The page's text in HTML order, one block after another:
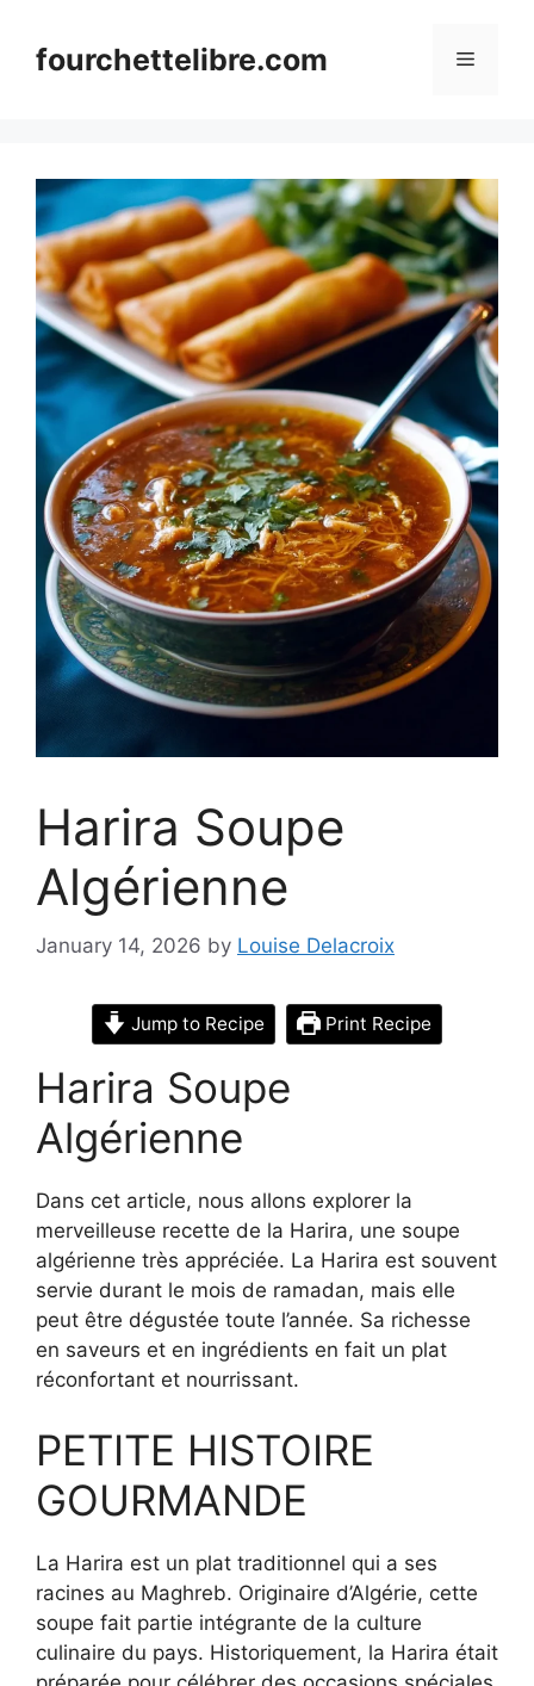
contentfourchettelibre.com Menu
Harira Soupe
Algérienne
January 14, 2026 by Louise Delacroix
Jump to Recipe Print Recipe
Harira Soupe
Algérienne
Dans cet article, nous allons explorer la
merveilleuse recette de la Harira, une soupe
algérienne très appréciée. La Harira est souvent
servie durant le mois de ramadan, mais elle
peut être dégustée toute l’année. Sa richesse
en saveurs et en ingrédients en fait un plat
réconfortant et nourrissant.
PETITE HISTOIRE
GOURMANDE
La Harira est un plat traditionnel qui a ses
racines au Maghreb. Originaire d’Algérie, cette
soupe fait partie intégrante de la culture
culinaire du pays. Historiquement, la Harira était